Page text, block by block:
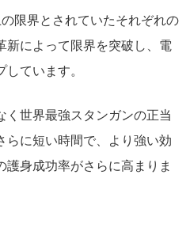
限界とされていたそれぞれの
新によって限界を突破し、電
ています。
世界最強スタンガンの正当
に短い時間で、より強い効
身成功率がさらに高まりま